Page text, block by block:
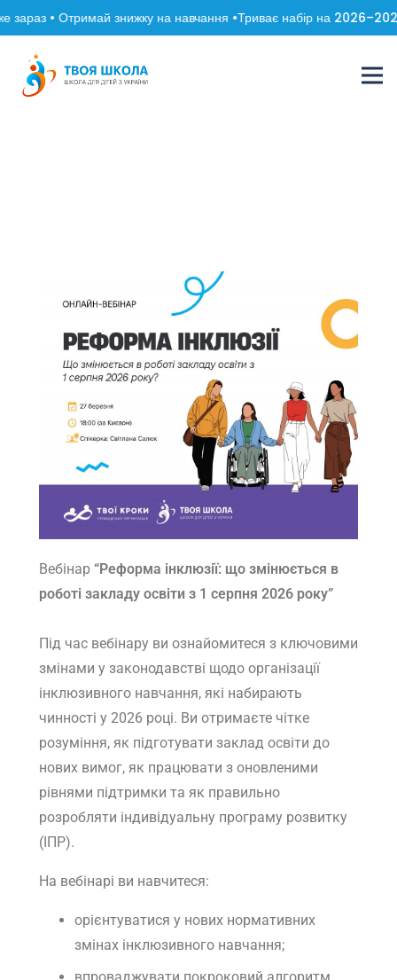
• Отримай знижку на навчання • Триває набір на
Вебінар “Реформа інклюзії: що змінюється в
роботі закладу освіти з 1 серпня 2026 року”
Під час вебінару ви ознайомитеся з ключовими
змінами у законодавстві щодо організації
інклюзивного навчання, які набирають
чинності у 2026 році. Ви отримаєте чітке
розуміння, як підготувати заклад освіти до
нових вимог, як працювати з оновленими
рівнями підтримки та як правильно
розробляти індивідуальну програму розвитку
(ІПР).
На вебінарі ви навчитеся:
орієнтуватися у нових нормативних
змінах інклюзивного навчання;